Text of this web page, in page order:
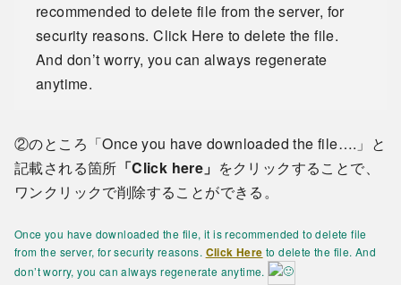
recommended to delete file from the server, for
security reasons. Click Here to delete the file.
And don’t worry, you can always regenerate
anytime.
②のところ「Once you have downloaded the file….」と
記載される箇所 「Click here」 をクリックすることで、
ワンクリックで削除することができる。
Once you have downloaded the file, it is recommended to delete file
from the server, for security reasons. Click Here to delete the file. And
don’t worry, you can always regenerate anytime.